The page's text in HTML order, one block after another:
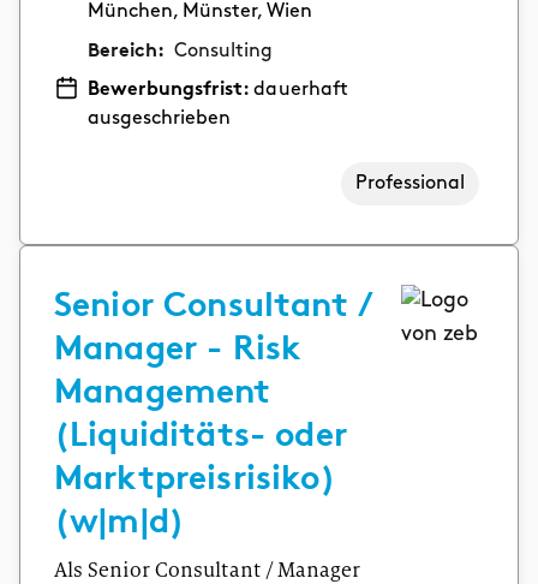
München, Münster, Wien
Bereich: Consulting
Bewerbungsfrist:dauerhaft
ausgeschrieben
Professional
Senior Consultant /
Manager - Risk
Management
(Liquiditäts- oder
Marktpreisrisiko)
(w|m|d)
Als Senior Consultant / Manager